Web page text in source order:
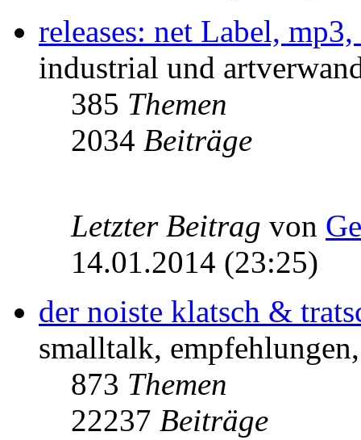
releases: net Label,
industrial und
385 Themen
2034 Beiträge
Letzter Beitrag von
14.01.2014 (23:25)
der noiste klatsch &
smalltalk,
873 Themen
22237 Beiträge